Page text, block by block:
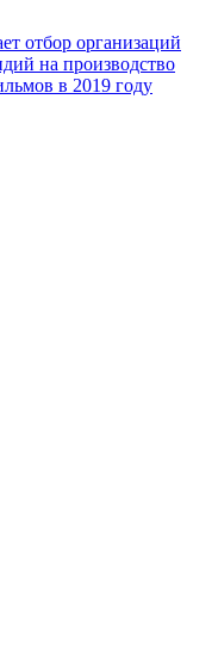
отбор организаций
на производство
в 2019 году